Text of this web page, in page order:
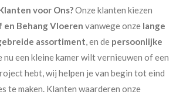
voor Ons?Onze klanten kiezen
en Behang Vloeren vanwege onze lange
assortiment, en de persoonlijke
nu een kleine kamer wilt vernieuwen of een
hebt, wij helpen je van begin tot eind
te maken. Klanten waarderen onze